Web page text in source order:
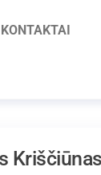
KONTAKTAI